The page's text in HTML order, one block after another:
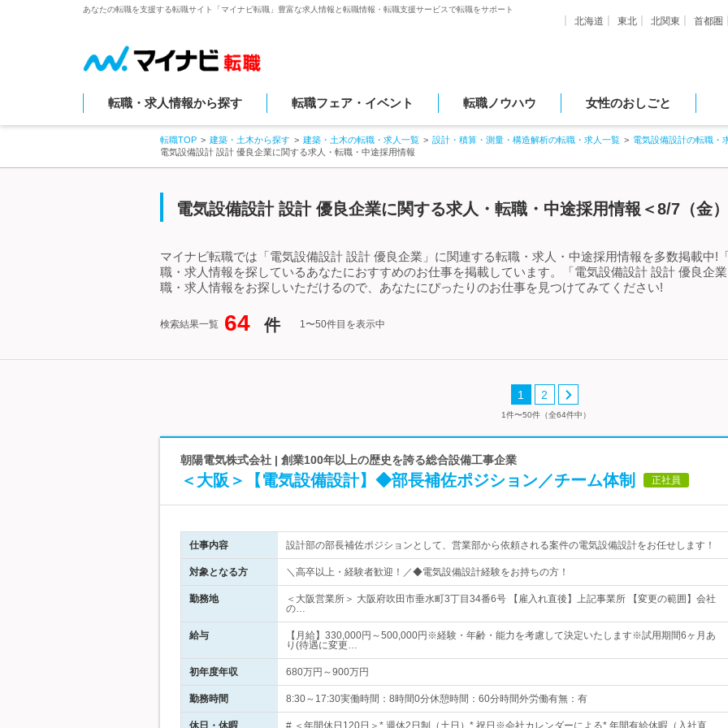
あなたの転職を支援する転職サイト「マイナビ転職」豊富な求人情報と転職情報・転職支援サービスで転職をサポート
北海道 東北 北関東 首都圏
転職・求人情報から探す 転職フェア・イベント 転職ノウハウ 女性のおしごと
転職TOP 建築・土木から探す 建築・土木の転職・求人一覧 設計・積算・測量・構造解析の転職・求人一覧
電気設備設計の転職・
電気設備設計 設計 優良企業に関する求人・転職・中途採用情報
電気設備設計 設計 優良企業に関する求人・転職・中途採用情報＜8/7（金
マイナビ転職では「電気設備設計 設計 優良企業」に関連する転職・求人・中途採用情報を多数掲載中!
職・求人情報を探しているあなたにおすすめのお仕事を掲載しています。「電気設備設計 設計 優良企
職・求人情報をお探しいただけるので、あなたにぴったりのお仕事を見つけてみてください!
検索結果一覧 64 件 1〜50件目を表示中
1 2
1件〜50件（全64件中）
朝陽電気株式会社 | 創業100年以上の歴史を誇る総合設備工事企業
＜大阪＞【電気設備設計】◆部長補佐ポジション／チーム体制 正社員
仕事内容 設計部の部長補佐ポジションとして、営業部から依頼される案件の電気設備設計をお任せします！
対象となる方 ＼高卒以上・経験者歓迎！／◆電気設備設計経験をお持ちの方！
勤務地
＜大阪営業所＞ 大阪府吹田市垂水町3丁目34番6号 【雇入れ直後】上記事業所 【変更の範囲】会社
の…
給与
【月給】330,000円～500,000円※経験・年齢・能力を考慮して決定いたします※試用期間6ヶ月あ
り(待遇に変更…
初年度年収 680万円～900万円
勤務時間 8:30～17:30実働時間：8時間0分休憩時間：60分時間外労働有無：有
休日・休暇 # ＜年間休日120日＞* 週休2日制（土日）* 祝日※会社カレンダーによる* 年間有給休暇（入社直…